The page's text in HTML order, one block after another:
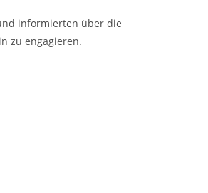
informierten über die
zu engagieren.